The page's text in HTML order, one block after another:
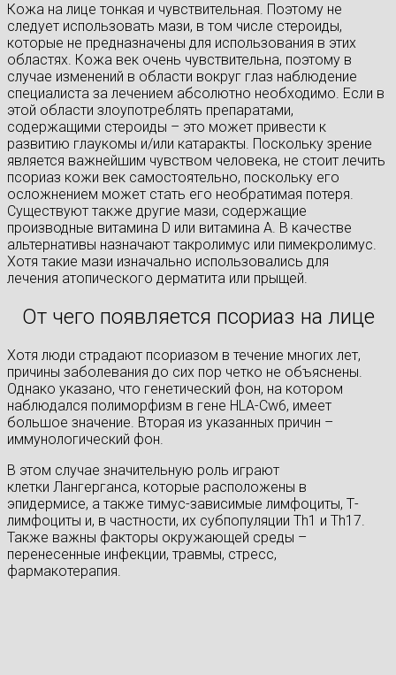
Кожа на лице тонкая и чувствительная. Поэтому не
следует использовать мази, в том числе стероиды,
которые не предназначены для использования в этих
областях. Кожа век очень чувствительна, поэтому в
случае изменений в области вокруг глаз наблюдение
специалиста за лечением абсолютно необходимо. Если в
этой области злоупотреблять препаратами,
содержащими стероиды – это может привести к
развитию глаукомы и/или катаракты. Поскольку зрение
является важнейшим чувством человека, не стоит лечить
псориаз кожи век самостоятельно, поскольку его
осложнением может стать его необратимая потеря.
Существуют также другие мази, содержащие
производные витамина D или витамина А. В качестве
альтернативы назначают такролимус или пимекролимус.
Хотя такие мази изначально использовались для
лечения атопического дерматита или прыщей.
От чего появляется псориаз на лице
Хотя люди страдают псориазом в течение многих лет,
причины заболевания до сих пор четко не объяснены.
Однако указано, что генетический фон, на котором
наблюдался полиморфизм в гене HLA-Cw6, имеет
большое значение. Вторая из указанных причин –
иммунологический фон.
В этом случае значительную роль играют
клетки Лангерганса, которые расположены в
эпидермисе, а также тимус-зависимые лимфоциты, Т-
лимфоциты и, в частности, их субпопуляции Th1 и Th17.
Также важны факторы окружающей среды –
перенесенные инфекции, травмы, стресс,
фармакотерапия.